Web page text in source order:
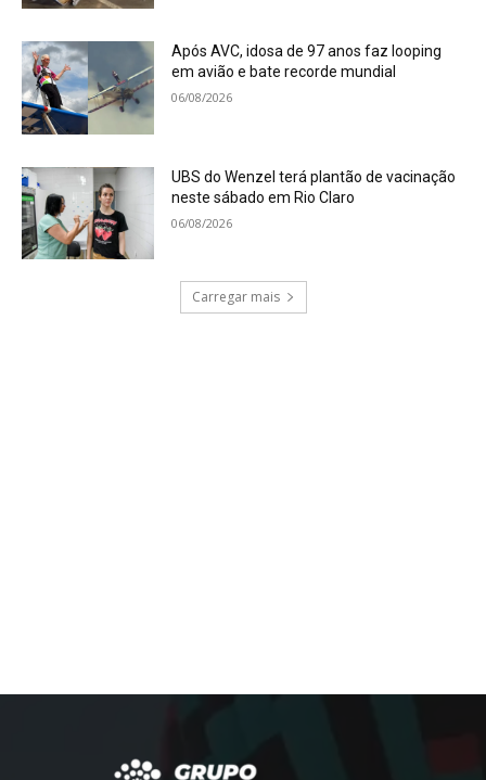
Após AVC, idosa de 97 anos faz looping
em avião e bate recorde mundial
06/08/2026
UBS do Wenzel terá plantão de vacinação
neste sábado em Rio Claro
06/08/2026
Carregar mais